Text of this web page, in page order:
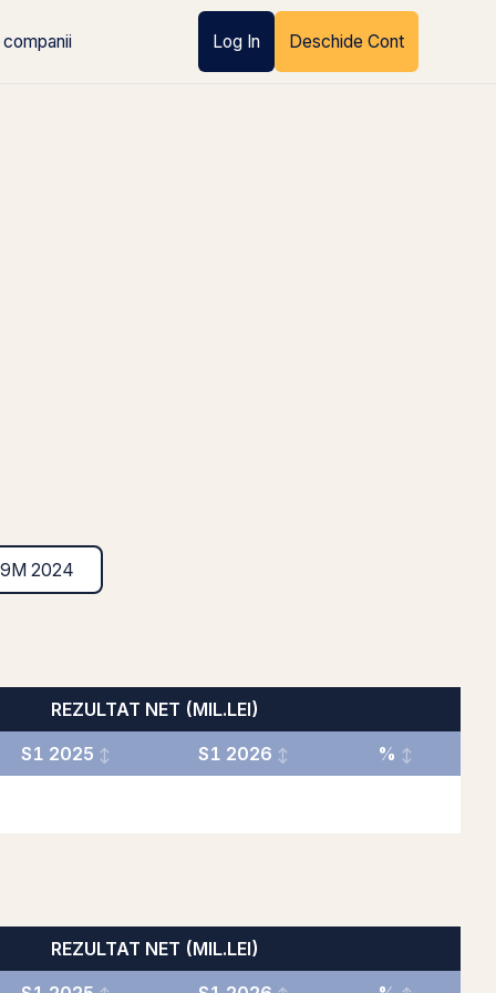
Log In Deschide Cont
9M 2024
REZULTAT NET (MIL.LEI)
S1 2025 S1 2026 %
REZULTAT NET (MIL.LEI)